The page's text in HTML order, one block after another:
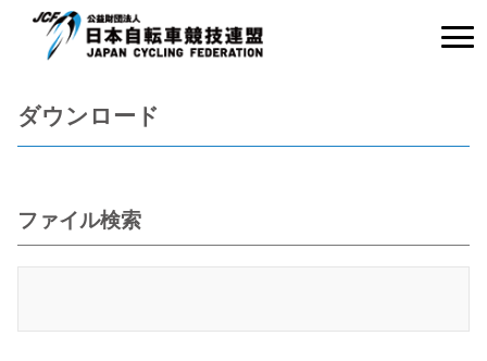
ダウンロード
ファイル検索